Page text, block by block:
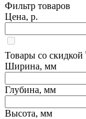
Фильтр товаров
Цена, р.
Товары со скидкой
Ширина, мм
Глубина, мм
Высота, мм